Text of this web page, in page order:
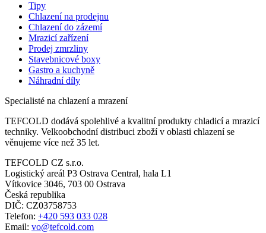
Tipy
Chlazení na prodejnu
Chlazení do zázemí
Mrazicí zařízení
Prodej zmrzliny
Stavebnicové boxy
Gastro a kuchyně
Náhradní díly
Specialisté na chlazení a mrazení
TEFCOLD dodává spolehlivé a kvalitní produkty chladicí a mrazicí
techniky. Velkoobchodní distribuci zboží v oblasti chlazení se
věnujeme více než 35 let.
TEFCOLD CZ s.r.o.
Logistický areál P3 Ostrava Central, hala L1
Vítkovice 3046, 703 00 Ostrava
Česká republika
DIČ: CZ03758753​​​​​​
Telefon: +420 593 033 028
Email: vo@tefcold.com